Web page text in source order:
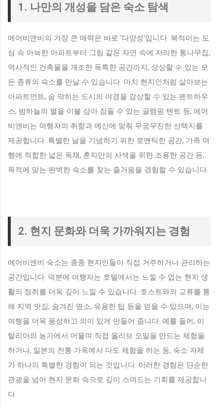
1. 나만의 개성을 담은 숙소 탐색
에어비앤비의 가장 큰 매력은 바로 '다양성'입니다. 북적이는 도
심 속 아늑한 아파트부터 그림 같은 자연 속에 자리한 통나무집,
역사적인 건축물을 개조한 독특한 공간까지, 상상할 수 있는 모
든 종류의 숙소를 만날 수 있습니다. 마치 현지인처럼 살아보는
아파트먼트, 숨 막히는 도시의 야경을 감상할 수 있는 펜트하우
스, 밤하늘의 별을 이불 삼아 잠들 수 있는 글램핑 텐트 등, 에어
비앤비는 여행자의 취향과 예산에 맞춰 무궁무진한 선택지를
제공합니다. 특별한 날을 기념하기 위한 로맨틱한 공간, 가족 여
행에 적합한 넓은 독채, 혼자만의 사색을 위한 조용한 공간 등,
목적에 맞는 완벽한 숙소를 찾는 즐거움을 경험할 수 있습니다.
2. 현지 문화와 더욱 가까워지는 경험
에어비앤비 숙소는 종종 현지인들이 직접 거주하거나 관리하는
공간입니다. 덕분에 여행자는 호텔에서는 느낄 수 없는 현지 생
활의 정취를 더욱 깊이 느낄 수 있습니다. 호스트와의 교류를 통
해 지역 맛집, 숨겨진 명소, 유용한 팁 등을 얻을 수 있으며, 이는
여행을 더욱 풍성하고 의미 있게 만들어 줍니다. 예를 들어, 이
탈리아의 농가에서 머물며 직접 올리브 오일을 만드는 체험을
하거나, 일본의 전통 가옥에서 다도 체험을 하는 등, 숙소 자체
가 하나의 특별한 경험이 되는 것입니다. 이러한 경험은 단순한
관광을 넘어 현지 문화 속으로 깊이 스며드는 기회를 제공합니
다.